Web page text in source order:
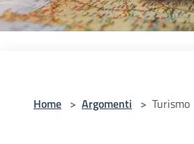
Home > Argomenti > Turismo